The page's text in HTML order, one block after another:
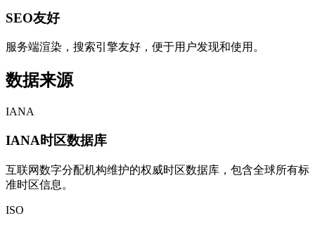
SEO友好
服务端渲染，搜索引擎友好，便于用户发现和使用。
数据来源
IANA
IANA时区数据库
互联网数字分配机构维护的权威时区数据库，包含全球所有标
准时区信息。
ISO